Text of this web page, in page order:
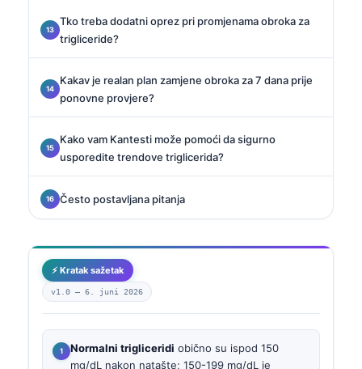
Tko treba dodatni oprez pri promjenama obroka za
trigliceride?
Kakav je realan plan zamjene obroka za 7 dana prije
ponovne provjere?
Kako vam Kantesti može pomoći da sigurno
usporedite trendove triglicerida?
Često postavljana pitanja
⚡ Kratak sažetak
v1.0 — 6. juni 2026
Normalni trigliceridi obično su ispod 150
mg/dL nakon natašte; 150-199 mg/dL je